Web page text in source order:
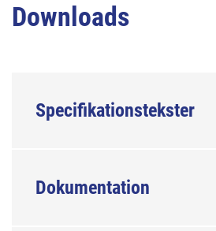
Downloads
Specifikationstekster
Dokumentation